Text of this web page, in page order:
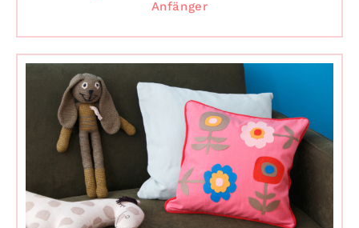
Anfänger